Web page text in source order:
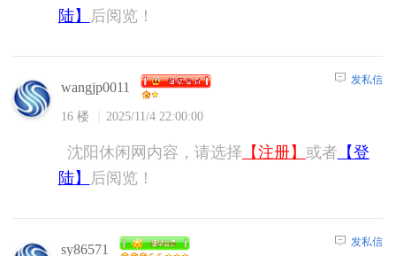
陆】
后阅览！
wangjp0011
16 楼 2025/11/4 22:00:00
发私信
沈阳休闲网内容，请选择 【注册】 或者 【登
陆】
后阅览！
sy86571 发私信